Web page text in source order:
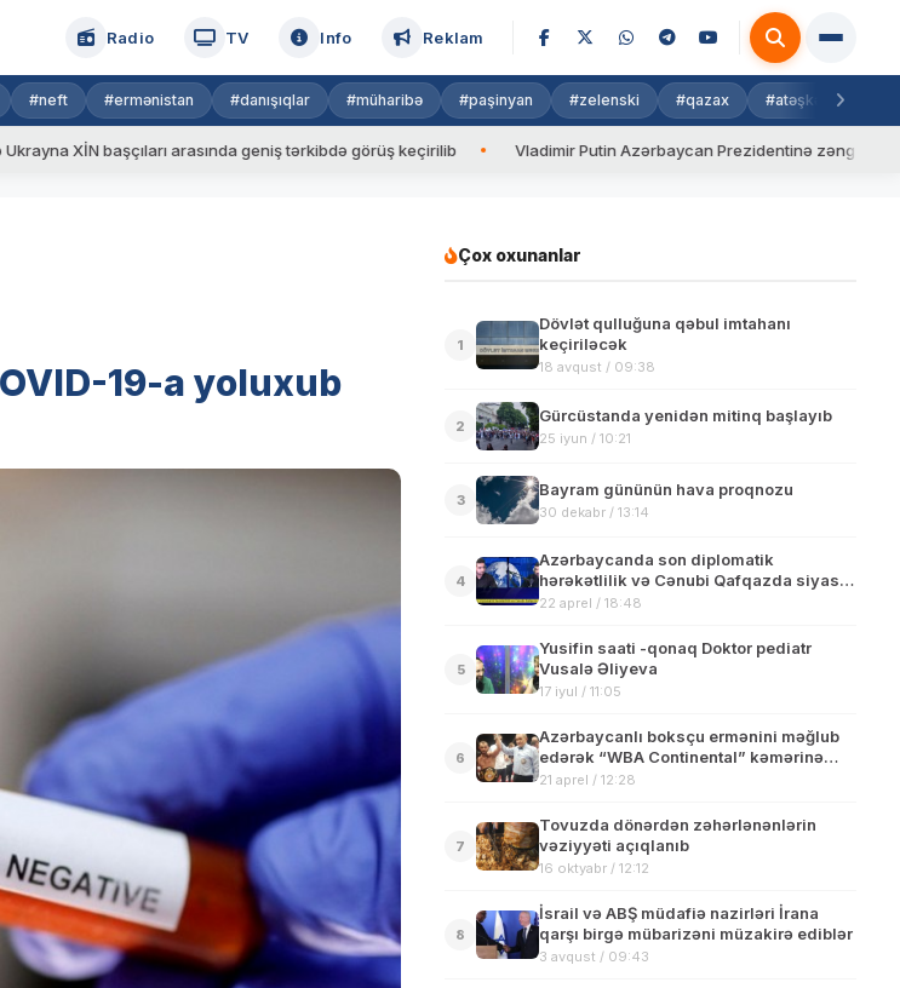
Radio TV Info Reklam
#neft #ermənistan #danışıqlar #müharibə #paşinyan #zelenski #qazax #atəşkəs
arasında geniş tərkibdə görüş keçirilib Vladimir Putin Azərbaycan Prezidentinə zəng edib
19-a yoluxub
Çox oxunanlar
1
Dövlət qulluğuna qəbul imtahanı
keçiriləcək
18 avqust / 09:38
2
Gürcüstanda yenidən mitinq başlayıb
25 iyun / 10:21
3
Bayram gününün hava proqnozu
30 dekabr / 13:14
4
Azərbaycanda son diplomatik
hərəkətlilik və Cənubi Qafqazda siyasi
mənzərə
22 aprel / 18:48
5
Yusifin saati -qonaq Doktor pediatr
Vusalə Əliyeva
17 iyul / 11:05
6
Azərbaycanlı boksçu ermənini məğlub
edərək “WBA Continental” kəmərinə
sahib çıxıb
21 aprel / 12:28
7
Tovuzda dönərdən zəhərlənənlərin
vəziyyəti açıqlanıb
16 oktyabr / 12:12
8
İsrail və ABŞ müdafiə nazirləri İrana
qarşı birgə mübarizəni müzakirə ediblər
3 avqust / 09:43